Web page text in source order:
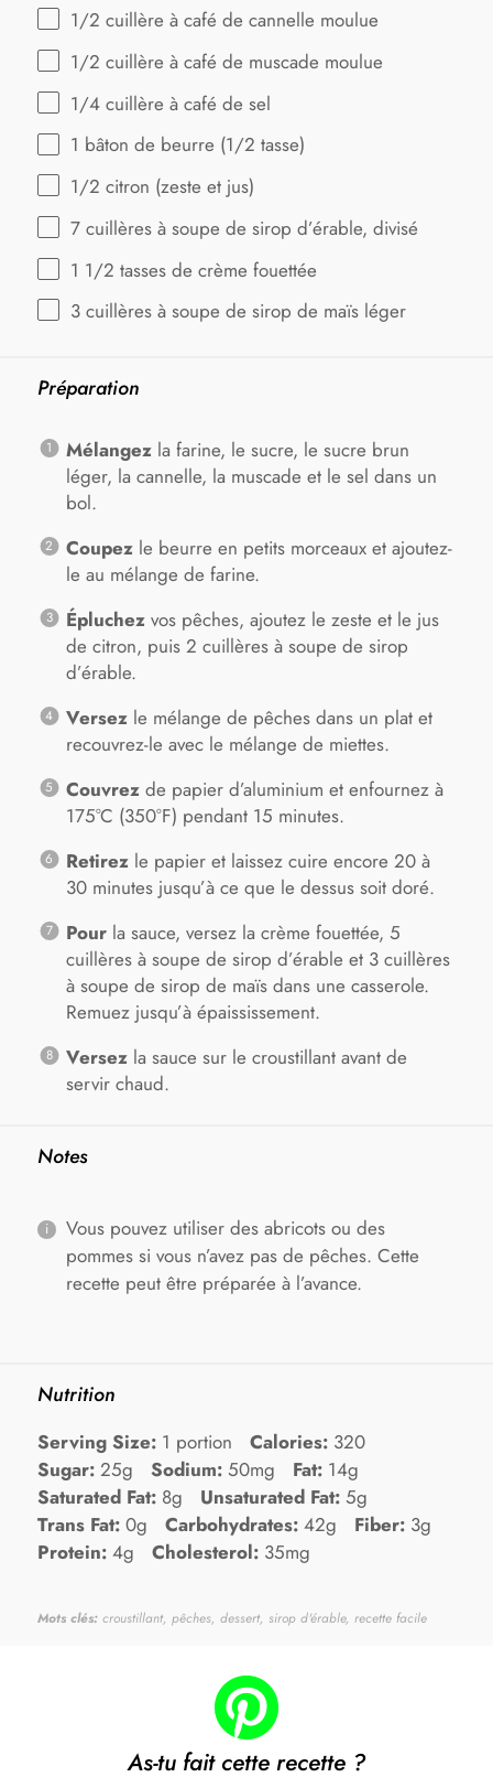
1/2 cuillère à café de cannelle moulue
1/2 cuillère à café de muscade moulue
1/4 cuillère à café de sel
1 bâton de beurre (1/2 tasse)
1/2 citron (zeste et jus)
7 cuillères à soupe de sirop d’érable, divisé
1 1/2 tasses de crème fouettée
3 cuillères à soupe de sirop de maïs léger
Préparation
Mélangezla farine, le sucre, le sucre brun
léger, la cannelle, la muscade et le sel dans un
bol.
Coupezle beurre en petits morceaux et ajoutez-
le au mélange de farine.
Épluchezvos pêches, ajoutez le zeste et le jus
de citron, puis 2 cuillères à soupe de sirop
d’érable.
Versezle mélange de pêches dans un plat et
recouvrez-le avec le mélange de miettes.
Couvrezde papier d’aluminium et enfournez à
175°C (350°F) pendant 15 minutes.
Retirezle papier et laissez cuire encore 20 à
30 minutes jusqu’à ce que le dessus soit doré.
Pourla sauce, versez la crème fouettée, 5
cuillères à soupe de sirop d’érable et 3 cuillères
à soupe de sirop de maïs dans une casserole.
Remuez jusqu’à épaississement.
Versezla sauce sur le croustillant avant de
servir chaud.
Notes
Vous pouvez utiliser des abricots ou des
pommes si vous n’avez pas de pêches. Cette
recette peut être préparée à l’avance.
Nutrition
Serving Size: 1 portion Calories: 320
Sugar: 25g Sodium: 50mg Fat: 14g
Saturated Fat: 8g Unsaturated Fat: 5g
Trans Fat: 0g Carbohydrates: 42g Fiber: 3g
Protein: 4g Cholesterol: 35mg
Mots clés: croustillant, pêches, dessert, sirop d'érable, recette facile
As-tu fait cette recette ?